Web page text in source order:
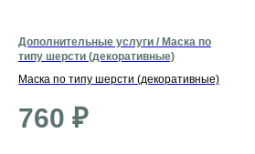
Дополнительные услуги / Маска по
типу шерсти (декоративные)
Маска по типу шерсти (декоративные)
760 ₽